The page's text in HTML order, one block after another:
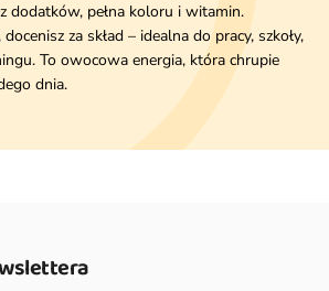
dodatków, pełna koloru i witamin.
za skład – idealna do pracy, szkoły,
To owocowa energia, która chrupie
dnia.